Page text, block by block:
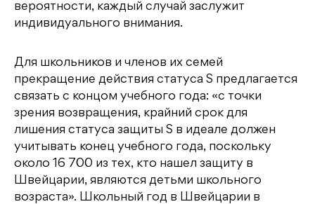
вероятности, каждый случай заслужит
индивидуального внимания.
Для школьников и членов их семей
прекращение действия статуса S предлагается
связать с концом учебного года: «с точки
зрения возвращения, крайний срок для
лишения статуса защиты S в идеале должен
учитывать конец учебного года, поскольку
около 16 700 из тех, кто нашел защиту в
Швейцарии, являются детьми школьного
возраста». Школьный год в Швейцарии в